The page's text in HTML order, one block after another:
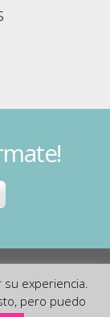
su experiencia.
pero puedo